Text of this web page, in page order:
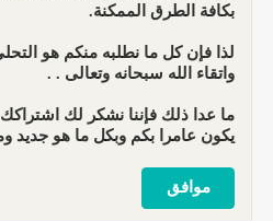
بكافة الطرق الممكنة.
لذا فإن كل ما نطلبه منكم هو
واتقاء الله سبحانه وتعالى . .
ما عدا ذلك فإننا نشكر لك
يكون عامرا بكم وبكل ما هو جديد